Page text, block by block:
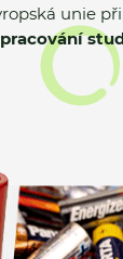
unie